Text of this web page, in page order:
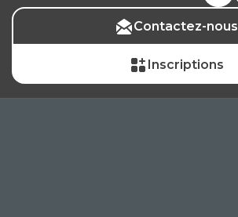
Contactez-nous
Inscriptions